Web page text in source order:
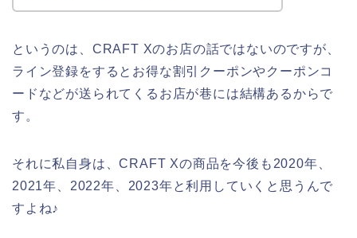
というのは、CRAFT Xのお店の話ではないのですが、
ライン登録をするとお得な割引クーポンやクーポンコ
ードなどが送られてくるお店が巷には結構あるからで
す。
それに私自身は、CRAFT Xの商品を今後も2020年、
2021年、2022年、2023年と利用していくと思うんで
すよね♪